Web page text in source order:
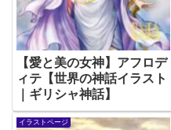
【愛と美の女神】アフロデ
ィテ【世界の神話イラスト
｜ギリシャ神話】
イラストページ